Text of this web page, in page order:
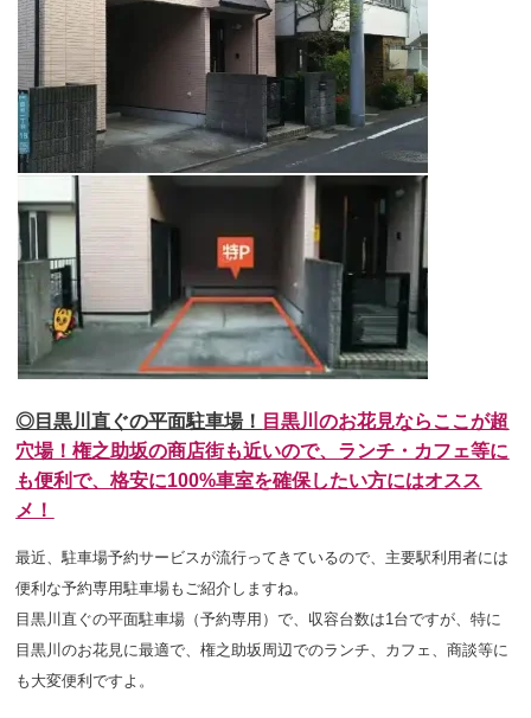
◎目黒川直ぐの平面駐車場！ 目黒川のお花見ならここが超
穴場！権之助坂の商店街も近いので、ランチ・カフェ等に
も便利で、格安に100%車室を確保したい方にはオスス
メ！
最近、駐車場予約サービスが流行ってきているので、主要駅利用者には
便利な予約専用駐車場もご紹介しますね。
目黒川直ぐの平面駐車場（予約専用）で、収容台数は1台ですが、特に
目黒川のお花見に最適で、権之助坂周辺でのランチ、カフェ、商談等に
も大変便利ですよ。